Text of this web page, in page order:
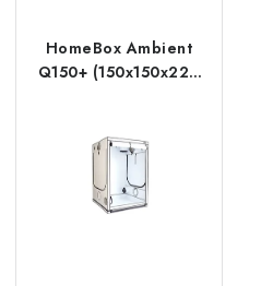
HomeBox Ambient
Q150+ (150x150x220